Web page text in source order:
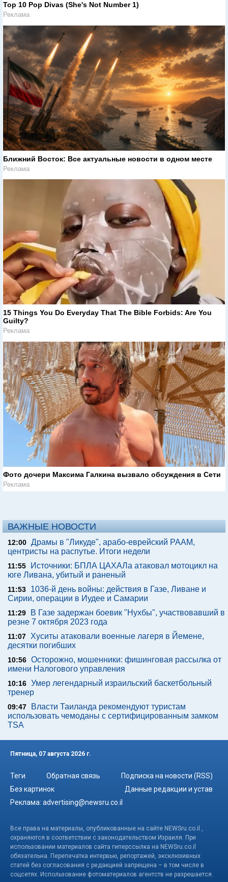
Top 10 Pop Divas (She's Not Number 1)
Реклама
Ближний Восток: Все актуальные новости в одном месте
Реклама
15 Things You Do Everyday That The Bible Forbids: Are You
Guilty?
Реклама
Фото дочери Максима Галкина вызвало обсуждения в Сети
Реклама
ВАЖНЫЕ НОВОСТИ
12:00 Драмы в "Ликуде", арабо-еврейский РААМ,
центристы на распутье. Итоги недели
11:55
Источники: БПЛА ЦАХАЛа атаковал мотоцикл на
юге Ливана, убитый и раненый
11:53
1036-й день войны: действия в Газе, Ливане и
Сирии, операции в Иудее и Самарии
11:29
В Газе задержан боевик "Нухбы", участвовавший в
резне 7 октября 2023 года
11:07 Хуситы атаковали военные лагеря в Йемене,
десятки погибших
10:56 Осторожно, мошенники: фишинговая рассылка от
имени Налогового управления
10:16 Умер легендарный израильский баскетбольный
тренер
09:47
Власти Таиланда рекомендуют туристам
использовать чемоданы с сертифицированным замком
TSA
Пятница, 07 августа 2026 г.
Теги Обратная связь
Подписка на новости (RSS)
Без картинок
Данные редакции и устав
Реклама: advertising@newsru.co.il
Все права на материалы, опубликованные на сайте NEWSru.co.il ,
охраняются в соответствии с законодательством Израиля. При
использовании материалов сайта гиперссылка на NEWSru.co.il
обязательна. Перепечатка интервью, репортажей, эксклюзивных
статей без согласования с редакцией запрещена – в том числе в
соцсетях. Использование фотоматериалов агентств не разрешается.